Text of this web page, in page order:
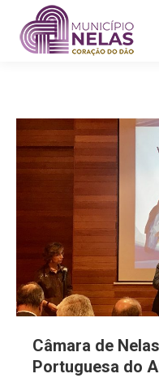
Câmara de
Portuguesa do